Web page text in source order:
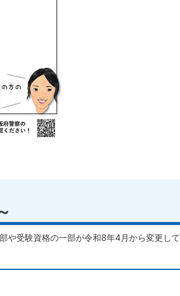
や受験資格の一部が令和8年4月から変更して